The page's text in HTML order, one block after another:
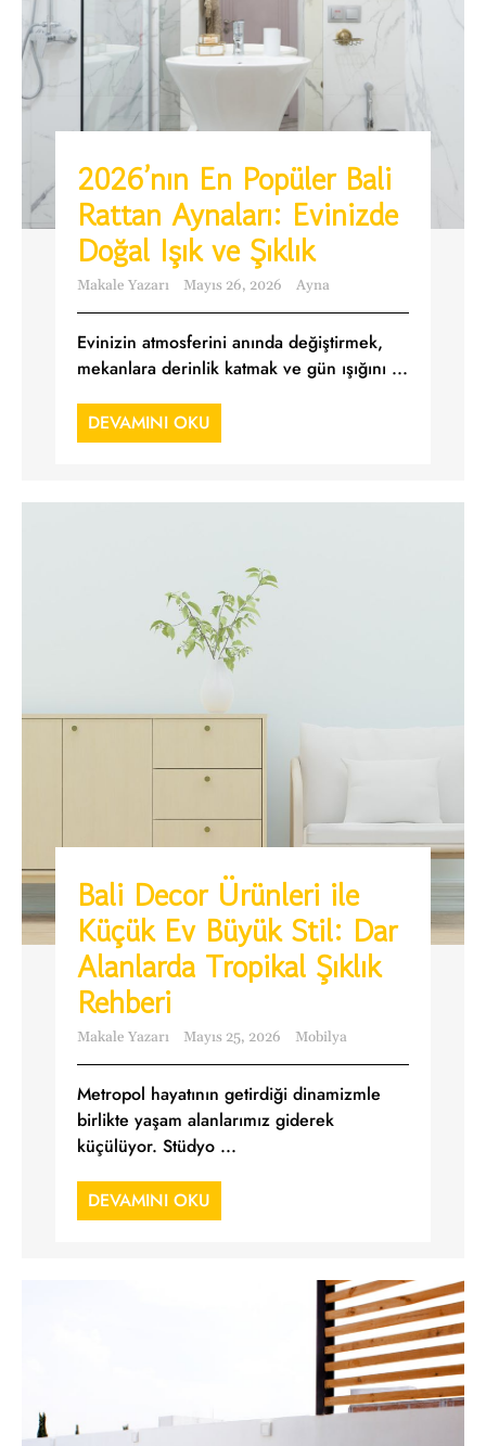
2026’nın En Popüler Bali
Rattan Aynaları: Evinizde
Doğal Işık ve Şıklık
Makale Yazarı Mayıs 26, 2026 Ayna
Evinizin atmosferini anında değiştirmek,
mekanlara derinlik katmak ve gün ışığını ...
DEVAMINI OKU
Bali Decor Ürünleri ile
Küçük Ev Büyük Stil: Dar
Alanlarda Tropikal Şıklık
Rehberi
Makale Yazarı Mayıs 25, 2026 Mobilya
Metropol hayatının getirdiği dinamizmle
birlikte yaşam alanlarımız giderek
küçülüyor. Stüdyo ...
DEVAMINI OKU